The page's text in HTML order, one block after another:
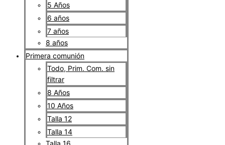
5 Años
6 años
7 años
8 años
Primera comunión
Todo, Prim. Com. sin
filtrar
8 Años
10 Años
Talla 12
Talla 14